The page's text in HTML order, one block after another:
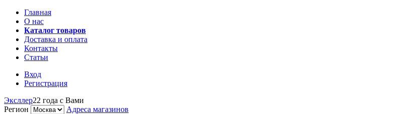
Главная
О нас
Каталог товаров
Доставка и оплата
Контакты
Статьи
Вход
Регистрация
Эксллер22 года с Вами
Регион
Адреса магазинов